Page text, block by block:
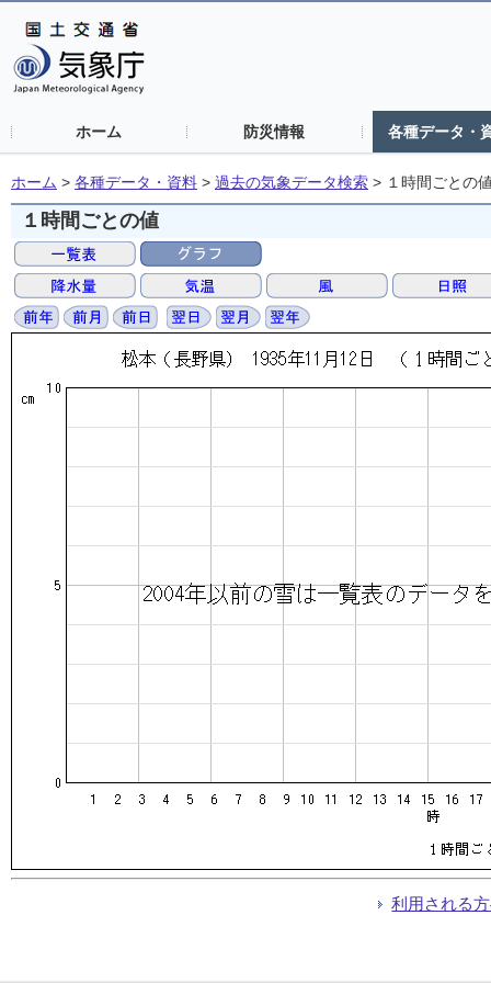
ホーム 防災情報 各種データ・
ホーム > 各種データ・資料 > 過去の気象データ検索 > １時間ごとの
１時間ごとの値
利用される